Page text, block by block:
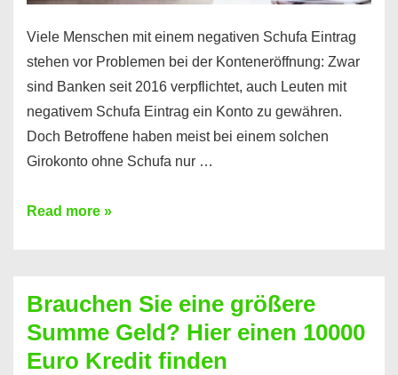
Viele Menschen mit einem negativen Schufa Eintrag
stehen vor Problemen bei der Konteneröffnung: Zwar
sind Banken seit 2016 verpflichtet, auch Leuten mit
negativem Schufa Eintrag ein Konto zu gewähren.
Doch Betroffene haben meist bei einem solchen
Girokonto ohne Schufa nur …
Günstiges
Geht
das
überhaupt?
Read more »
Brauchen Sie eine größere
Summe Geld? Hier einen 10000
Euro Kredit finden